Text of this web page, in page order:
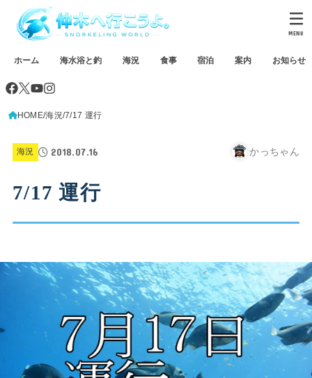
ホーム 海水浴と釣 海況 食事 宿泊 案内 お知らせ
MENU
HOME 海況 7/17 運行
海況 2018.07.16 かっちゃん
7/17 運行